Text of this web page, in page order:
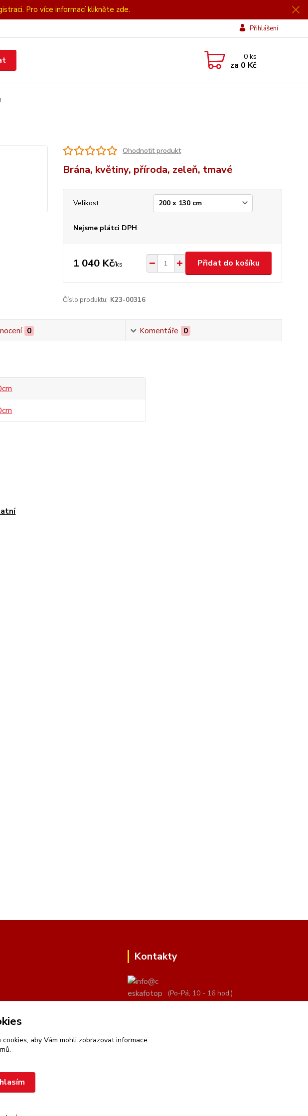
Pro více informací klikněte zde.
Přihlášení
0ks
za 0 Kč
Ohodnotit produkt
Brána, květiny, příroda, zeleň, tmavé
Velikost
Nejsme plátci DPH
1 040 Kč/ks Přidat do košíku
Číslo produktu: K23-00316
0 Komentáře 0
Kontakty
(Po-Pá, 10 - 16 hod.)
cookies, aby Vám mohli zobrazovat informace